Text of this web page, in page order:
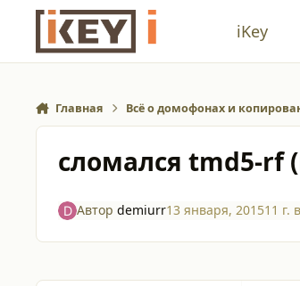
Перейти к содержанию
iKey
Главная Всё о домофонах и
сломался tmd5-rf
Автор demiurr13 января, 201511 г. в